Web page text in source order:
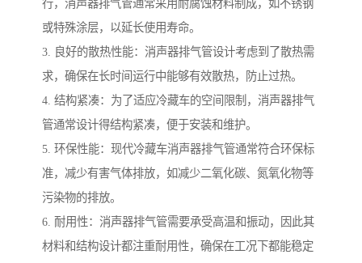
行，消声器排气管通常采用耐腐蚀材料制成，如不锈钢
或特殊涂层，以延长使用寿命。
3. 良好的散热性能：消声器排气管设计考虑到了散热需
求，确保在长时间运行中能够有效散热，防止过热。
4. 结构紧凑：为了适应冷藏车的空间限制，消声器排气
管通常设计得结构紧凑，便于安装和维护。
5. 环保性能：现代冷藏车消声器排气管通常符合环保标
准，减少有害气体排放，如减少二氧化碳、氮氧化物等
污染物的排放。
6. 耐用性：消声器排气管需要承受高温和振动，因此其
材料和结构设计都注重耐用性，确保在工况下都能稳定